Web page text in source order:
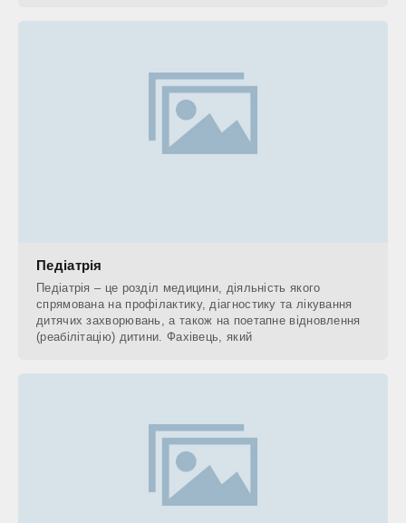
Педіатрія
Педіатрія – це розділ медицини, діяльність якого
спрямована на профілактику, діагностику та лікування
дитячих захворювань, а також на поетапне відновлення
(реабілітацію) дитини. Фахівець, який